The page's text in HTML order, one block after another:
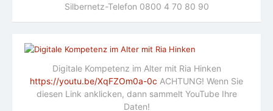
Silbernetz-Telefon 0800 4 70 80 90
Digitale Kompetenz im Alter mit Ria Hinken
https://youtu.be/XqFZOm0a-0c ACHTUNG! Wenn Sie
diesen Link anklicken, dann sammelt YouTube Ihre
Daten!